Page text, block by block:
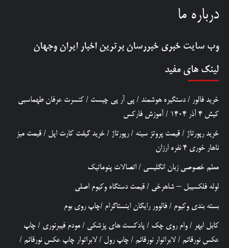
درباره ما
وب سایت خبری خبررسان برترین اخبار ایران وجهان
لینک های مفید
خرید فالور / دستگیره هوشمند / پی آر پی چیست / کنسرت عرفان طهماسبی
کیش 4 آذر 1404
/ آموزش فارکس
خرید رپورتاژ / قیمت پروتز سینه /رپورتاژ / خرید گیفت کارت اپل / قیمت میز
ناهار خوری 4 نفره ارزان
معلم خصوصی زبان انگلیسی / اتصالات پنوماتیک
لوله فلکسیبل – شاهرخی / قیمت دستگاه وکیوم اصلی
بسته بندی وکیوم / فالوور رایگان اینستاگرام /چاپ روی بوم
کابل ابهر / وام روی چک / پادکست های پزشکی / مودم فیبرنوری / چاپ
عکس نورقائم / لابراتوار نورقائم / چاپ رول / لابراتوار چاپ عکس نورقائم /